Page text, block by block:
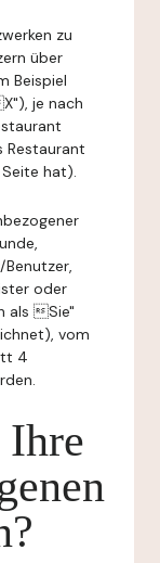
zu
über
Beispiel
je nach
Restaurant
hat).
oder
als Sie"
vom
4
Ihre